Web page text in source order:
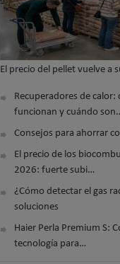
El precio del pellet vuelve a
Recuperadores de calor:
funcionan y cuándo
Consejos para ahorrar
El precio de los
2026: fuerte subi…
¿Cómo detectar el gas
soluciones
Haier Perla Premium S:
tecnología para…